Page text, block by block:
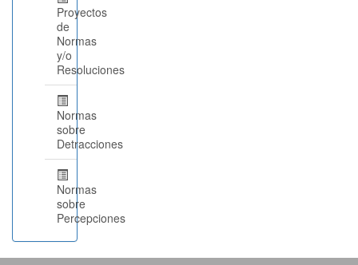
Proyectos
de
Normas
y/o
Resoluciones
Normas
sobre
Detracciones
Normas
sobre
Percepciones